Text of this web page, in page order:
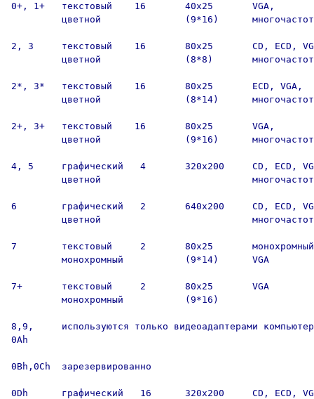
0+, 1+   текстовый    16       40х25       VGA,
цветной               (9*16)
2, 3     текстовый    16       80х25       CD, ECD,
цветной               (8*8)
2*, 3*   текстовый    16       80х25       ECD, VGA,
цветной               (8*14)
2+, 3+   текстовый    16       80х25       VGA,
цветной               (9*16)
4, 5     графический   4       320х200     CD, ECD,
цветной
6        графический   2       640х200     CD, ECD,
цветной
7        текстовый     2       80х25
         монохромный           (9*14)      VGA
7+       текстовый     2       80х25       VGA
         монохромный           (9*16)
8,9,     используются только видеоадаптерами
0Ah
0Bh,0Ch  зарезервированно
0Dh      графический   16      320х200     CD, ECD,